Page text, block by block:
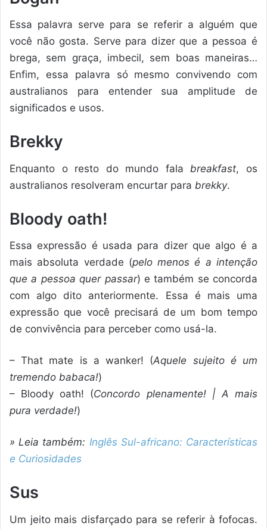
Essa palavra serve para se referir a alguém que
você não gosta. Serve para dizer que a pessoa é
brega, sem graça, imbecil, sem boas maneiras…
Enfim, essa palavra só mesmo convivendo com
australianos para entender sua amplitude de
significados e usos.
Brekky
Enquanto o resto do mundo fala breakfast, os
australianos resolveram encurtar para brekky.
Bloody oath!
Essa expressão é usada para dizer que algo é a
mais absoluta verdade (pelo menos é a intenção
que a pessoa quer passar) e também se concorda
com algo dito anteriormente. Essa é mais uma
expressão que você precisará de um bom tempo
de convivência para perceber como usá-la.
– That mate is a wanker! (Aquele sujeito é um
tremendo babaca!)
– Bloody oath! (Concordo plenamente! | A mais
pura verdade!)
» Leia também: Inglês Sul-africano: Características
e Curiosidades
Sus
Um jeito mais disfarçado para se referir à fofocas.